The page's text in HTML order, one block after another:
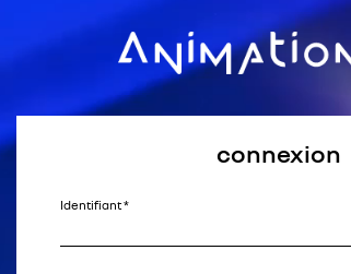
connexion
Identifiant